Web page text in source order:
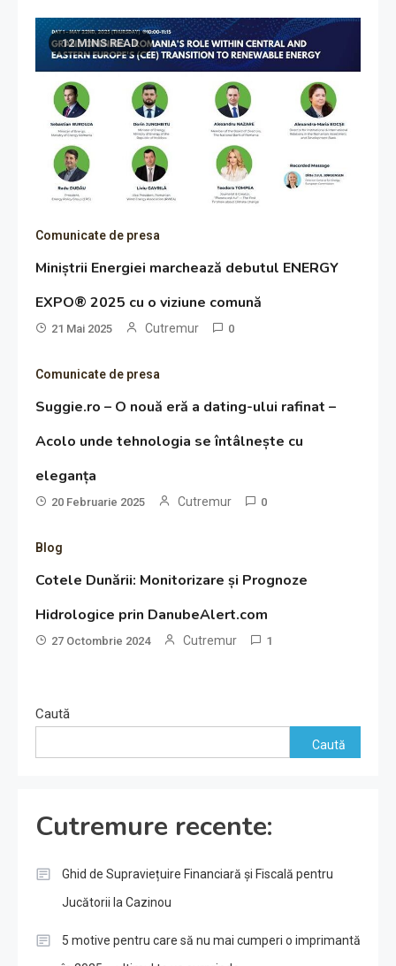
12 MINS READ
Comunicate de presa
Miniștrii Energiei marchează debutul ENERGY
EXPO® 2025 cu o viziune comună
21 Mai 2025 Cutremur 0
Comunicate de presa
Suggie.ro – O nouă eră a dating-ului rafinat –
Acolo unde tehnologia se întâlnește cu
eleganța
20 Februarie 2025 Cutremur 0
Blog
Cotele Dunării: Monitorizare și Prognoze
Hidrologice prin DanubeAlert.com
27 Octombrie 2024 Cutremur 1
Caută
Caută
Cutremure recente:
Ghid de Supraviețuire Financiară și Fiscală pentru
Jucătorii la Cazinou
5 motive pentru care să nu mai cumperi o imprimantă